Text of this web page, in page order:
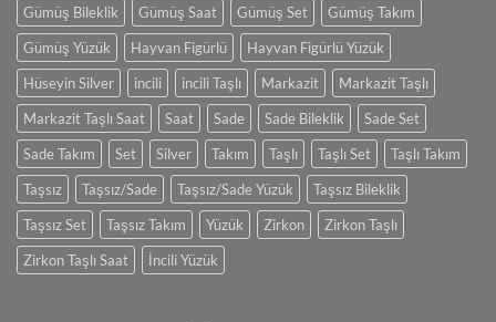
Gümüş Bileklik
Gümüş Saat Gümüş Set
Gümüş Takım
Gümüş Yüzük
Hayvan Figürlü
Hayvan Figürlü Yüzük
Hüseyin Silver
incili incili Taşlı Markazit
Markazit Taşlı
Markazit Taşlı Saat
Saat Sade Sade Bileklik
Sade Set
Sade Takım
Set Silver Takım Taşlı Taşlı Set
Taşlı Takım
Taşsız
Taşsız/Sade Taşsız/Sade Yüzük
Taşsız Bileklik
Taşsız Set
Taşsız Takım Yüzük Zirkon
Zirkon Taşlı
Zirkon Taşlı Saat
İncili Yüzük